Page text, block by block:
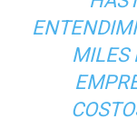
MILES